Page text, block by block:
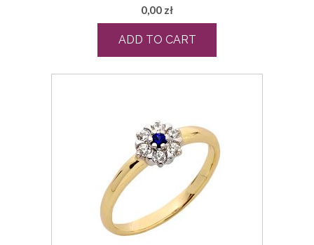
0,00 zł
ADD TO CART